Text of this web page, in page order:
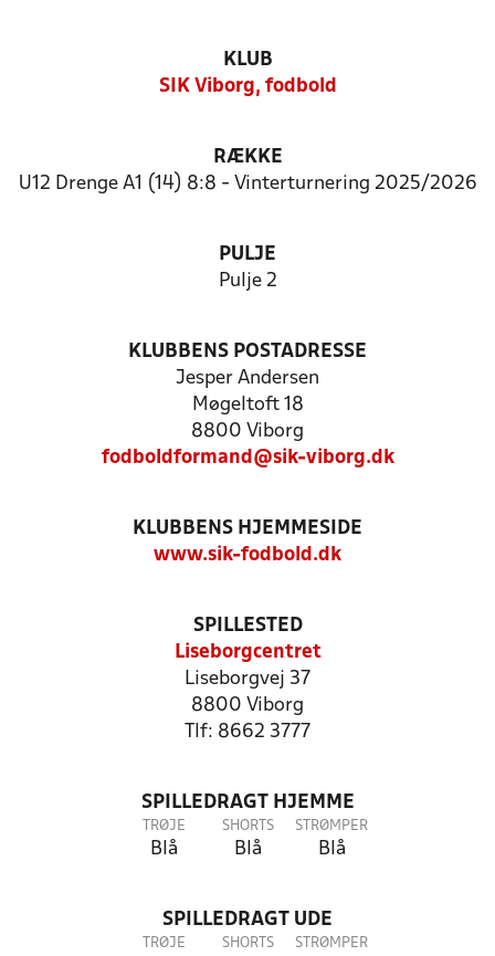
KLUB
SIK Viborg, fodbold
RÆKKE
U12 Drenge A1 (14) 8:8 - Vinterturnering 2025/2026
PULJE
Pulje 2
KLUBBENS POSTADRESSE
Jesper Andersen
Møgeltoft 18
8800 Viborg
fodboldformand@sik-viborg.dk
KLUBBENS HJEMMESIDE
www.sik-fodbold.dk
SPILLESTED
Liseborgcentret
Liseborgvej 37
8800 Viborg
Tlf: 8662 3777
SPILLEDRAGT HJEMME
TRØJE
Blå
SHORTS
Blå
STRØMPER
Blå
SPILLEDRAGT UDE
TRØJE SHORTS STRØMPER